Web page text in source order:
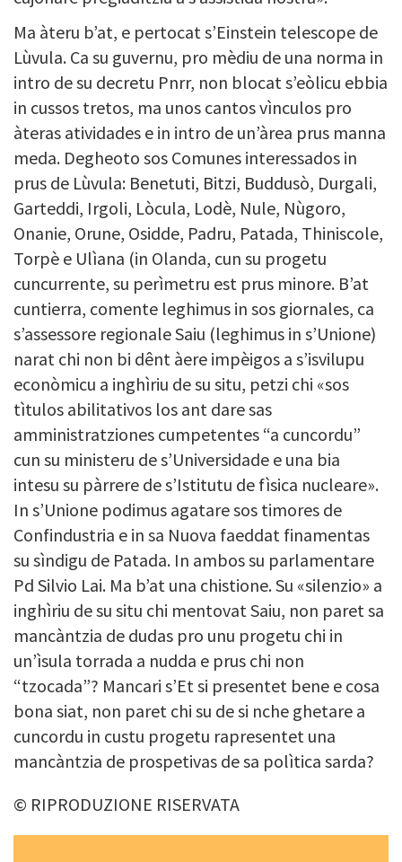
Ma àteru b’at, e pertocat s’Einstein telescope de
Lùvula. Ca su guvernu, pro mèdiu de una norma in
intro de su decretu Pnrr, non blocat s’eòlicu ebbia
in cussos tretos, ma unos cantos vìnculos pro
àteras atividades e in intro de un’àrea prus manna
meda. Degheoto sos Comunes interessados in
prus de Lùvula: Benetuti, Bitzi, Buddusò, Durgali,
Garteddi, Irgoli, Lòcula, Lodè, Nule, Nùgoro,
Onanie, Orune, Osidde, Padru, Patada, Thiniscole,
Torpè e Ulìana (in Olanda, cun su progetu
cuncurrente, su perìmetru est prus minore. B’at
cuntierra, comente leghimus in sos giornales, ca
s’assessore regionale Saiu (leghimus in s’Unione)
narat chi non bi dênt àere impèigos a s’isvilupu
econòmicu a inghìriu de su situ, petzi chi «sos
tìtulos abilitativos los ant dare sas
amministratziones cumpetentes “a cuncordu”
cun su ministeru de s’Universidade e una bia
intesu su pàrrere de s’Istitutu de fìsica nucleare».
In s’Unione podimus agatare sos timores de
Confindustria e in sa Nuova faeddat finamentas
su sìndigu de Patada. In ambos su parlamentare
Pd Silvio Lai. Ma b’at una chistione.Su «silenzio» a
inghìriu de su situ chi mentovat Saiu, non paret sa
mancàntzia de dudas pro unu progetu chi in
un’ìsula torrada a nudda e prus chi non
“tzocada”? Mancari s’Et si presentet bene e cosa
bona siat, non paret chi su de si nche ghetare a
cuncordu in custu progetu rapresentet una
mancàntzia de prospetivas de sa polìtica sarda?
© RIPRODUZIONE RISERVATA